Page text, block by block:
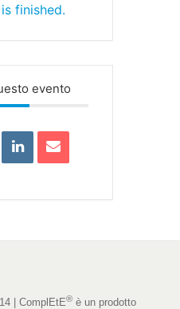
finished.
evento
| ComplEtE®è un prodotto